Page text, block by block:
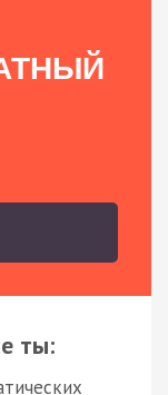
ты: